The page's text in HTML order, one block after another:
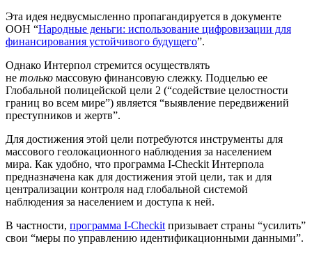
Эта идея недвусмысленно пропагандируется в документе
ООН “Народные деньги: использование цифровизации для
финансирования устойчивого будущего”.
Однако Интерпол стремится осуществлять
не только массовую финансовую слежку. Подцелью ее
Глобальной полицейской цели 2 (“содействие целостности
границ во всем мире”) является “выявление передвижений
преступников и жертв”.
Для достижения этой цели потребуются инструменты для
массового геолокационного наблюдения за населением
мира. Как удобно, что программа I-Checkit Интерпола
предназначена как для достижения этой цели, так и для
централизации контроля над глобальной системой
наблюдения за населением и доступа к ней.
В частности, программа I-Checkit призывает страны “усилить”
свои “меры по управлению идентификационными данными”.